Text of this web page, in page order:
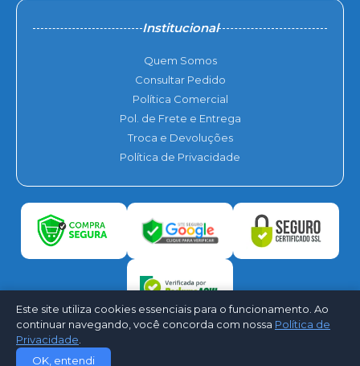
Institucional
Quem Somos
Consultar Pedido
Política Comercial
Pol. de Frete e Entrega
Troca e Devoluções
Política de Privacidade
©2026 - BR Clima Ar Condicionado. Todos os direitos reservados -
Este site utiliza cookies essenciais para o funcionamento. Ao
continuar navegando, você concorda com nossa Política de
Privacidade
OK, entendi